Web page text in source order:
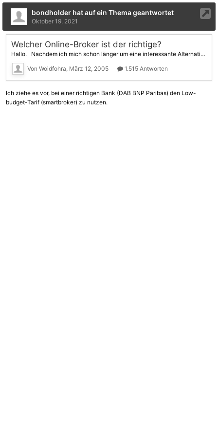
bondholder hat auf ein Thema geantwortet
Oktober 19, 2021
Welcher Online-Broker ist der richtige?
Hallo. Nachdem ich mich schon länger um eine interessante Alternative zu meinem Ing-Diba Sparbuch umschaue, habe ich vor, etwas in Rentenfonds zu veranlagen. Über dieses Forum bin ich auf die Seite www.boerse-online.de gestossen - und mir gleich mal den Online-Broker Vergleich angeschaut. Laut boerse-online sind die dabei anfallenden Gebühren bei deutschen OnlineBrokern weit geringer als bei österreichischen. Deshalb meine Frage: Kann ich eigentlich auch deutsche OnlineBroker wäh
Von Woidfohra, März 12, 2005 1.515 Antworten
Ich ziehe es vor, bei einer richtigen Bank (DAB BNP Paribas) den Low-
budget-Tarif (smartbroker) zu nutzen.